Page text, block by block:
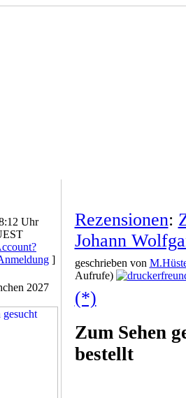
Uhr
]
2027
Rezensionen:
Johann
geschrieben von
Aufrufe)
(*)
Zum Sehen
bestellt